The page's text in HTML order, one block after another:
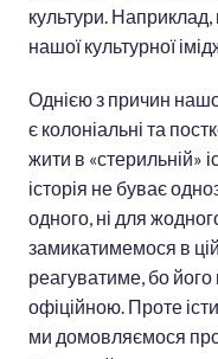
культури.
нашої культурної
Однією з причин
є колоніальні та
жити в «стерильній»
історія не буває
одного, ні для
замикатимемося в
реагуватиме, бо його
офіційною. Проте
ми домовляємося